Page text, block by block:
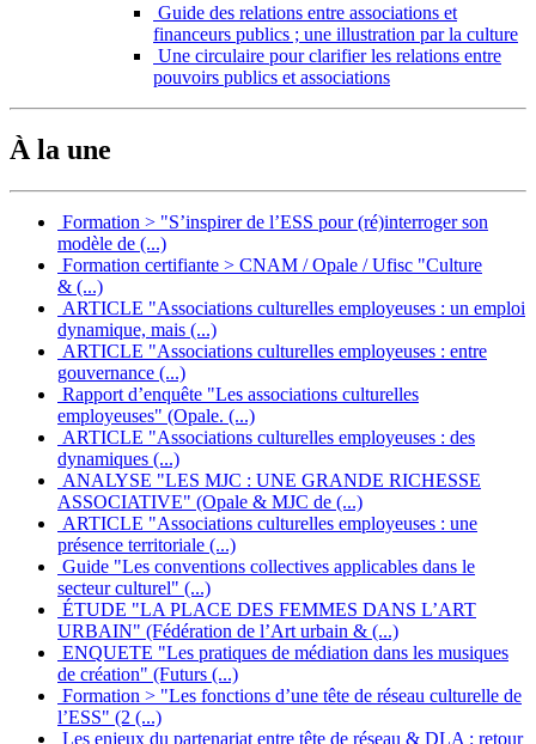
Guide des relations entre associations et
financeurs publics ; une illustration par la culture
Une circulaire pour clarifier les relations entre
pouvoirs publics et associations
À la une
Formation > "S’inspirer de l’ESS pour (ré)interroger son
modèle de (...)
Formation certifiante > CNAM / Opale / Ufisc "Culture
& (...)
ARTICLE "Associations culturelles employeuses : un emploi
dynamique, mais (...)
ARTICLE "Associations culturelles employeuses : entre
gouvernance (...)
Rapport d’enquête "Les associations culturelles
employeuses" (Opale. (...)
ARTICLE "Associations culturelles employeuses : des
dynamiques (...)
ANALYSE "LES MJC : UNE GRANDE RICHESSE
ASSOCIATIVE" (Opale & MJC de (...)
ARTICLE "Associations culturelles employeuses : une
présence territoriale (...)
Guide "Les conventions collectives applicables dans le
secteur culturel" (...)
ÉTUDE "LA PLACE DES FEMMES DANS L’ART
URBAIN" (Fédération de l’Art urbain & (...)
ENQUETE "Les pratiques de médiation dans les musiques
de création" (Futurs (...)
Formation > "Les fonctions d’une tête de réseau culturelle de
l’ESS" (2 (...)
Les enjeux du partenariat entre tête de réseau & DLA : retour